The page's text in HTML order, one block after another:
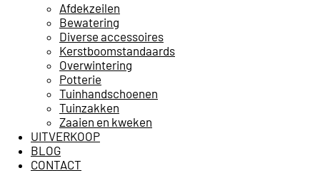
Afdekzeilen
Bewatering
Diverse accessoires
Kerstboomstandaards
Overwintering
Potterie
Tuinhandschoenen
Tuinzakken
Zaaien en kweken
UITVERKOOP
BLOG
CONTACT